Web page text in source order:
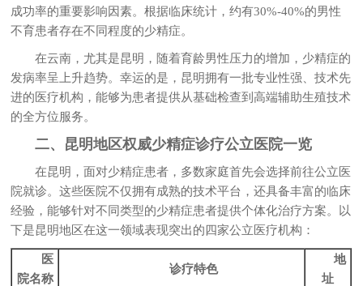
成功率的重要影响因素。根据临床统计，约有30%-40%的男性
不育患者存在不同程度的少精症。
在云南，尤其是昆明，随着育龄男性压力的增加，少精症的
发病率呈上升趋势。幸运的是，昆明拥有一批专业性强、技术先
进的医疗机构，能够为患者提供从基础检查到高端辅助生殖技术
的全方位服务。
二、昆明地区权威少精症诊疗公立医院一览
在昆明，面对少精症患者，多数家庭首先会选择前往公立医
院就诊。这些医院不仅拥有成熟的技术平台，还具备丰富的临床
经验，能够针对不同类型的少精症患者提供个体化治疗方案。以
下是昆明地区在这一领域表现突出的四家公立医疗机构：
医
院名称
诊疗特色
地
址